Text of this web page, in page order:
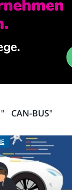
CAN-BUS"